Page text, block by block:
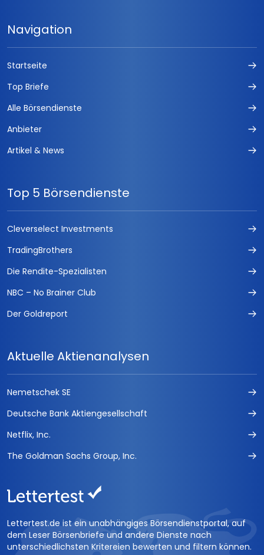
Navigation
Startseite
Top Briefe
Alle Börsendienste
Anbieter
Artikel & News
Top 5 Börsendienste
Cleverselect Investments
TradingBrothers
Die Rendite-Spezialisten
NBC – No Brainer Club
Der Goldreport
Aktuelle Aktienanalysen
Nemetschek SE
Deutsche Bank Aktiengesellschaft
Netflix, Inc.
The Goldman Sachs Group, Inc.
Lettertest.de ist ein unabhängiges Börsendienstportal, auf
dem Leser Börsenbriefe und andere Dienste nach
unterschiedlichsten Kritereien bewerten und filtern können.